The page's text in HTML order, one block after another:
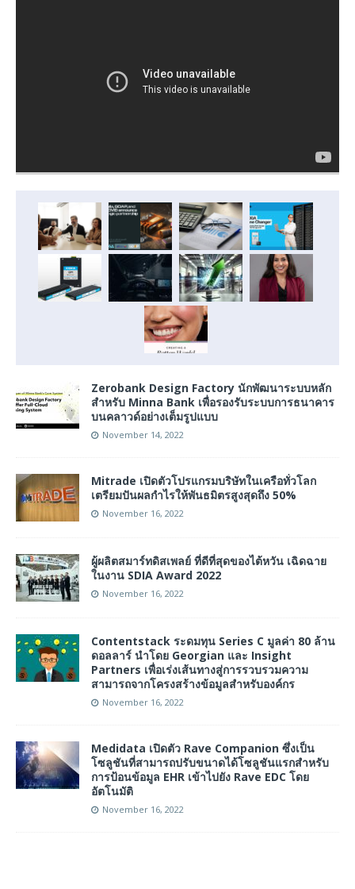
Zerobank Design Factory นักพัฒนาระบบหลัก
สำหรับ Minna Bank เพื่อรองรับระบบการธนาคาร
บนคลาวด์อย่างเต็มรูปแบบ
November 14, 2022
Mitrade เปิดตัวโปรแกรมบริษัทในเครือทั่วโลก
เตรียมปันผลกำไรให้พันธมิตรสูงสุดถึง 50%
November 16, 2022
ผู้ผลิตสมาร์ทดิสเพลย์ ที่ดีที่สุดของไต้หวัน เฉิดฉาย
ในงาน SDIA Award 2022
November 16, 2022
Contentstack ระดมทุน Series C มูลค่า 80 ล้าน
ดอลลาร์ นำโดย Georgian และ Insight
Partners เพื่อเร่งเส้นทางสู่การรวบรวมความ
สามารถจากโครงสร้างข้อมูลสำหรับองค์กร
November 16, 2022
Medidata เปิดตัว Rave Companion ซึ่งเป็น
โซลูชันที่สามารถปรับขนาดได้โซลูชันแรกสำหรับ
การป้อนข้อมูล EHR เข้าไปยัง Rave EDC โดย
อัตโนมัติ
November 16, 2022